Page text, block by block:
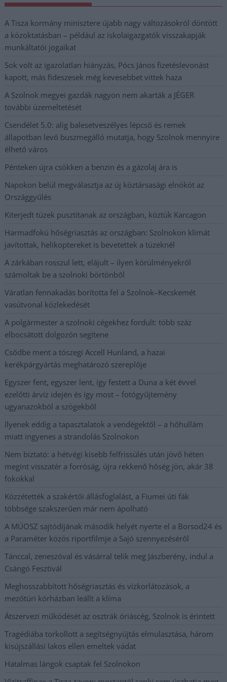
A Tisza kormány minisztere újabb nagy változásokról döntött
a közoktatásban – például az iskolaigazgatók visszakapják
munkáltatói jogaikat
Sok volt az igazolatlan hiányzás, Pócs János fizetéslevonást
kapott, más fideszesek még kevesebbet vittek haza
A Szolnok megyei gazdák nagyon nem akarták a JÉGER
további üzemeltetését
Csendélet 5.0: alig balesetveszélyes lépcső és remek
állapotban levő buszmegálló mutatja, hogy Szolnok mennyire
élhető város
Pénteken újra csökken a benzin és a gázolaj ára is
Napokon belül megválasztja az új köztársasági elnököt az
Országgyűlés
Kiterjedt tüzek pusztítanak az országban, köztük Karcagon
Harmadfokú hőségriasztás az országban: Szolnokon klímát
javítottak, helikoptereket is bevetettek a tüzeknél
A zárkában rosszul lett, elájult – ilyen körülményekről
számoltak be a szolnoki börtönből
Váratlan fennakadás borította fel a Szolnok–Kecskemét
vasútvonal közlekedését
A polgármester a szolnoki cégekhez fordult: több száz
elbocsátott dolgozón segítene
Csődbe ment a tószegi Accell Hunland, a hazai
kerékpárgyártás meghatározó szereplője
Egyszer fent, egyszer lent, így festett a Duna a két évvel
ezelőtti árvíz idején és így most – fotógyűjtemény
ugyanazokból a szögekből
Ilyenek eddig a tapasztalatok a vendégektől – a hőhullám
miatt ingyenes a strandolás Szolnokon
Nem biztató: a hétvégi kisebb felfrissülés után jövő héten
megint visszatér a forróság, újra rekkenő hőség jön, akár 38
fokokkal
Közzétették a szakértői állásfoglalást, a Fiumei úti fák
többsége szakszerűen már nem ápolható
A MÚOSZ sajtódíjának második helyét nyerte el a Borsod24 és
a Paraméter közös riportfilmje a Sajó szennyezéséről
Tánccal, zeneszóval és vásárral telik meg Jászberény, indul a
Csángó Fesztivál
Meghosszabbított hőségriasztás és vízkorlátozások, a
mezőtúri kórházban leállt a klíma
Átszervezi működését az osztrák óriáscég, Szolnok is érintett
Tragédiába torkollott a segítségnyújtás elmulasztása, három
kisújszállási lakos ellen emeltek vádat
Hatalmas lángok csaptak fel Szolnokon